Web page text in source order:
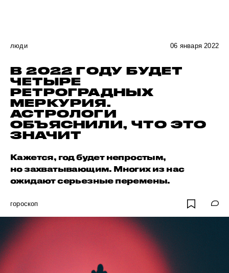
люди 06 января 2022
В 2022 ГОДУ БУДЕТ
ЧЕТЫРЕ
РЕТРОГРАДНЫХ
МЕРКУРИЯ.
АСТРОЛОГИ
ОБЪЯСНИЛИ, ЧТО ЭТО
ЗНАЧИТ
Кажется, год будет непростым,
но захватывающим. Многих из нас
ожидают серьезные перемены.
гороскоп